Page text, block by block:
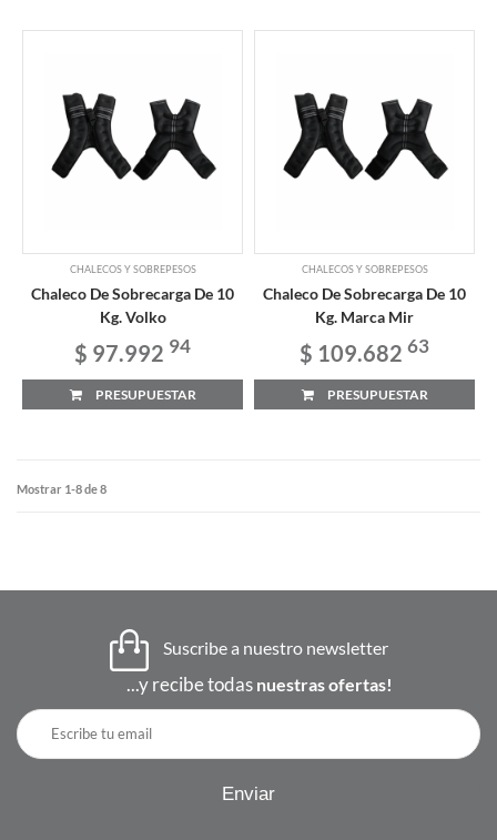
CHALECOS Y SOBREPESOS
Chaleco De Sobrecarga De 10
Kg. Volko
$ 97.992 94
PRESUPUESTAR
CHALECOS Y SOBREPESOS
Chaleco De Sobrecarga De 10
Kg. Marca Mir
$ 109.682 63
PRESUPUESTAR
Mostrar 1-8 de 8
Suscribe a nuestro newsletter
...y recibe todas nuestras ofertas!